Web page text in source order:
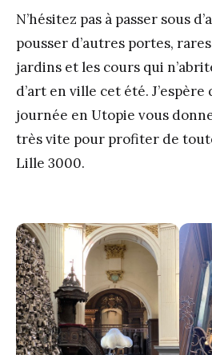
N’hésitez pas à passer sous
pousser d’autres portes,
jardins et les cours qui
d’art en ville cet été.
journée en Utopie vous
très vite pour profiter de
Lille 3000.